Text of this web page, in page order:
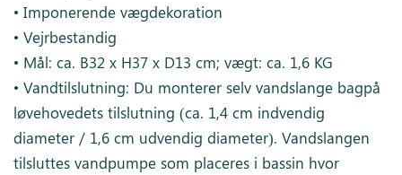
• Imponerende vægdekoration
• Vejrbestandig
• Mål: ca. B32 x H37 x D13 cm; vægt: ca. 1,6 KG
• Vandtilslutning: Du monterer selv vandslange bagpå
løvehovedets tilslutning (ca. 1,4 cm indvendig
diameter / 1,6 cm udvendig diameter). Vandslangen
tilsluttes vandpumpe som placeres i bassin hvor